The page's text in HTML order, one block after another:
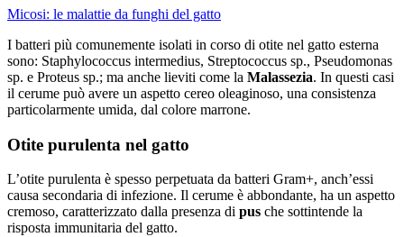
Micosi: le malattie da funghi del gatto
I batteri più comunemente isolati in corso di otite nel gatto esterna
sono: Staphylococcus intermedius, Streptococcus sp., Pseudomonas
sp. e Proteus sp.; ma anche lieviti come la Malassezia. In questi casi
il cerume può avere un aspetto cereo oleaginoso, una consistenza
particolarmente umida, dal colore marrone.
Otite purulenta nel gatto
L’otite purulenta è spesso perpetuata da batteri Gram+, anch’essi
causa secondaria di infezione. Il cerume è abbondante, ha un aspetto
cremoso, caratterizzato dalla presenza di pus che sottintende la
risposta immunitaria del gatto.